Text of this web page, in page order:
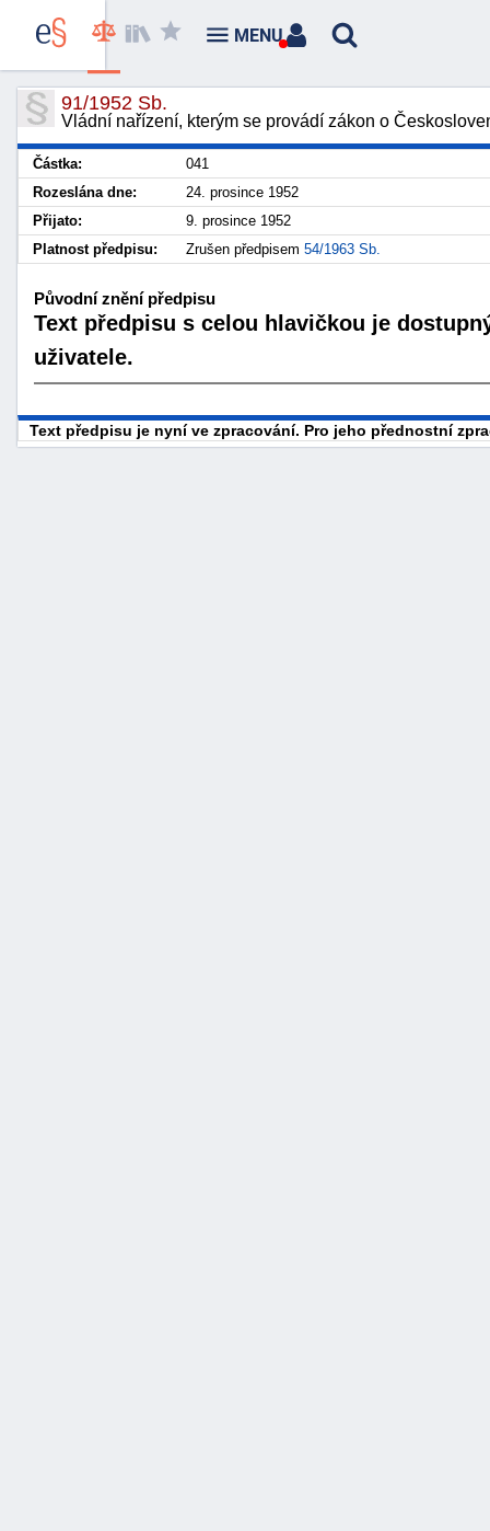
91/1952 Sb.
Vládní nařízení, kterým se provádí zákon o
Částka:
041
Rozeslána dne:
24. prosince 1952
Přijato:
9. prosince 1952
Platnost předpisu:
Zrušen předpisem 54/1963 Sb.
Původní znění předpisu
Text předpisu s celou hlavičkou je
uživatele.
Text předpisu je nyní ve zpracování. Pro jeho přednostní
MENU